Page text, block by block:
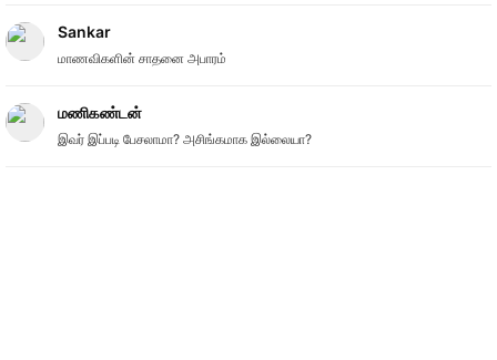
Sankar
மாணவிகளின் சாதனை அபாரம்
மணிகண்டன்
இவர் இப்படி பேசலாமா? அசிங்கமாக இல்லையா?